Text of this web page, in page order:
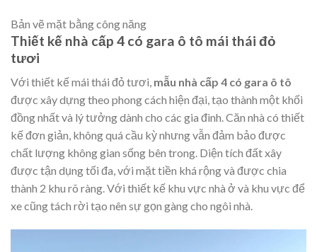
Bản vẽ mặt bằng công năng
Thiết kế nhà cấp 4 có gara ô tô mái thái đỏ
tươi
Với thiết kế mái thái đỏ tươi, mẫu nhà cấp 4 có gara ô tô
được xây dựng theo phong cách hiện đại, tạo thành một khối
đồng nhất và lý tưởng dành cho các gia đình. Căn nhà có thiết
kế đơn giản, không quá cầu kỳ nhưng vẫn đảm bảo được
chất lượng không gian sống bên trong. Diện tích đất xây
được tận dụng tối đa, với mặt tiền khá rộng và được chia
thành 2 khu rõ ràng. Với thiết kế khu vực nhà ở và khu vực để
xe cũng tách rời tạo nên sự gọn gàng cho ngôi nhà.